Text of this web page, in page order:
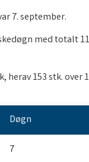
7. september.
med totalt
153 stk. over
Døgn
7